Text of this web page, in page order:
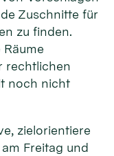
Zuschnitte für
zu finden.
rechtlichen
noch nicht
zielorientiere
Freitag und